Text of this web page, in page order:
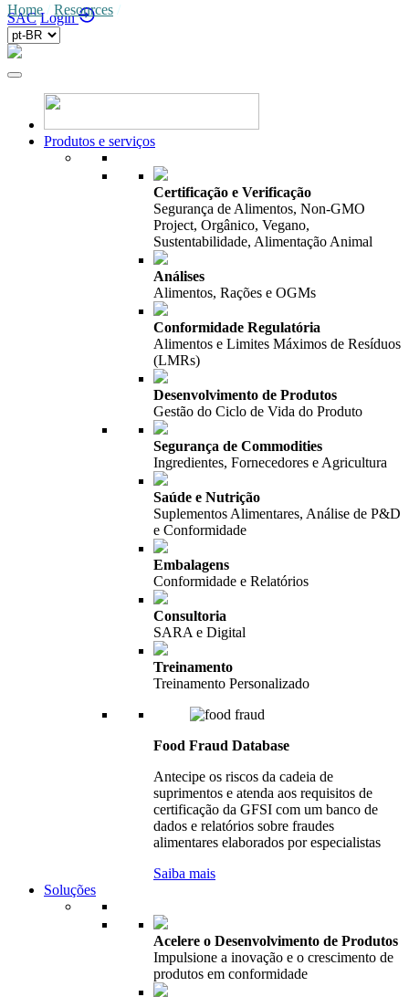
SAC Login
Produtos e serviços
Certificação e Verificação
Segurança de Alimentos, Non-GMO
Project, Orgânico, Vegano,
Sustentabilidade, Alimentação Animal
Análises
Alimentos, Rações e OGMs
Conformidade Regulatória
Alimentos e Limites Máximos de Resíduos
(LMRs)
Desenvolvimento de Produtos
Gestão do Ciclo de Vida do Produto
Segurança de Commodities
Ingredientes, Fornecedores e Agricultura
Saúde e Nutrição
Suplementos Alimentares, Análise de P&D
e Conformidade
Embalagens
Conformidade e Relatórios
Consultoria
SARA e Digital
Treinamento
Treinamento Personalizado
Food Fraud Database
Antecipe os riscos da cadeia de
suprimentos e atenda aos requisitos de
certificação da GFSI com um banco de
dados e relatórios sobre fraudes
alimentares elaborados por especialistas
Saiba mais
Soluções
Acelere o Desenvolvimento de Produtos
Impulsione a inovação e o crescimento de
produtos em conformidade
Home/ Resources /